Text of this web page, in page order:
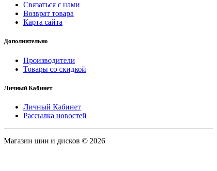
Связаться с нами
Возврат товара
Карта сайта
Дополнительно
Производители
Товары со скидкой
Личный Кабинет
Личный Кабинет
Рассылка новостей
Магазин шин и дисков © 2026